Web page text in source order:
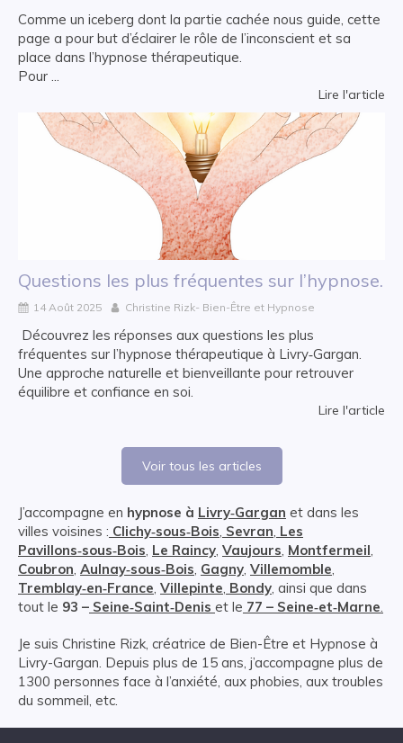
Comme un iceberg dont la partie cachée nous guide, cette
page a pour but d’éclairer le rôle de l’inconscient et sa
place dans l’hypnose thérapeutique.
Pour ...
Lire l'article
Questions les plus fréquentes sur l’hypnose.
14 Août 2025 Christine Rizk- Bien-Être et Hypnose
Découvrez les réponses aux questions les plus
fréquentes sur l’hypnose thérapeutique à Livry‑Gargan.
Une approche naturelle et bienveillante pour retrouver
équilibre et confiance en soi.
Lire l'article
Voir tous les articles
J’accompagne en hypnose à Livry‑Gargan et dans les
villes voisines : Clichy‑sous‑Bois Sevran Les
Pavillons‑sous‑Bois Le Raincy Vaujours Montfermeil
Coubron Aulnay‑sous‑Bois Gagny Villemomble
Tremblay‑en‑France Villepinte Bondy , ainsi que dans
tout le 93 – Seine‑Saint‑Denis et le 77 – Seine‑et‑Marne
Je suis Christine Rizk, créatrice de Bien-Être et Hypnose à
Livry-Gargan. Depuis plus de 15 ans, j’accompagne plus de
1300 personnes face à l’anxiété, aux phobies, aux troubles
du sommeil, etc.